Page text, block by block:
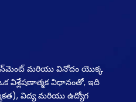
మరియు వినోదం యొక్క
విశ్లేషణాత్మక విధానంతో, ఇది
విద్య మరియు ఉద్యోగ